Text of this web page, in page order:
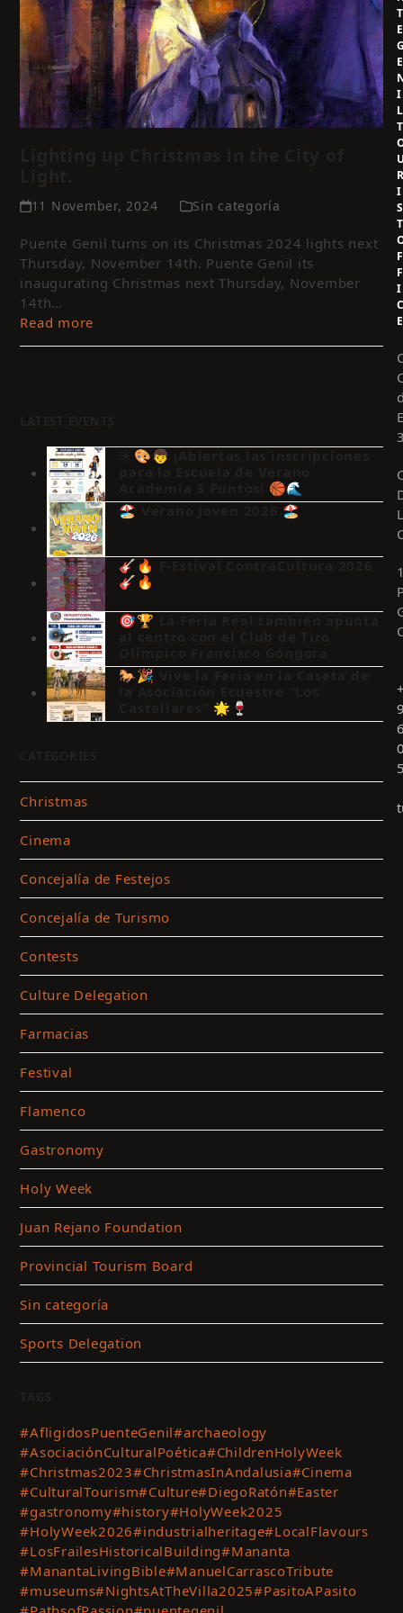
11 November, 2024 Sin categoría
Puente Genil turns on its Christmas 2024 lights next
Thursday, November 14th. Puente Genil its
inaugurating Christmas next Thursday, November
14th…
Read more
☀️🎨👦 ¡Abiertas las inscripciones
Academia 3 Puntos! 🏀🌊
🏖️ Verano Joven 2026 🏖️
🎸🔥 F-Estival ContraCultura 2026
🎸🔥
🎯🏆 La Feria Real también apunta
🐎🎉 Vive la Feria en la Caseta de
Castellares” 🌟🍷
Christmas
Cinema
Concejalía de Festejos
Concejalía de Turismo
Contests
Culture Delegation
Farmacias
Festival
Flamenco
Gastronomy
Holy Week
Juan Rejano Foundation
Provincial Tourism Board
Sin categoría
Sports Delegation
#AfligidosPuenteGenil#archaeology
#AsociaciónCulturalPoética#ChildrenHolyWeek
#Christmas2023#ChristmasInAndalusia#Cinema
#CulturalTourism#Culture#DiegoRatón#Easter
#gastronomy#history#HolyWeek2025
#HolyWeek2026#industrialheritage#LocalFlavours
#LosFrailesHistoricalBuilding#Mananta
#ManantaLivingBible#ManuelCarrascoTribute
#museums#NightsAtTheVilla2025#PasitoAPasito
T
E
E
I
L
T
I
S
T
F
F
I
E